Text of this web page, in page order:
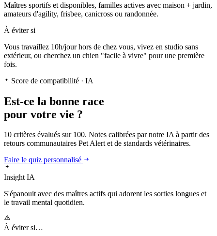
Maîtres sportifs et disponibles, familles actives avec maison + jardin,
amateurs d'agility, frisbee, canicross ou randonnée.
À éviter si
Vous travaillez 10h/jour hors de chez vous, vivez en studio sans
extérieur, ou cherchez un chien "facile à vivre" pour une première
fois.
Score de compatibilité · IA
Est-ce la bonne race
pour votre vie ?
10 critères évalués sur 100. Notes calibrées par notre IA à partir des
retours communautaires Pet Alert et de standards vétérinaires.
Faire le quiz personnalisé
Insight IA
S'épanouitavec des maîtres actifs qui adorent les sorties longues et
le travail mental quotidien.
À éviter si…